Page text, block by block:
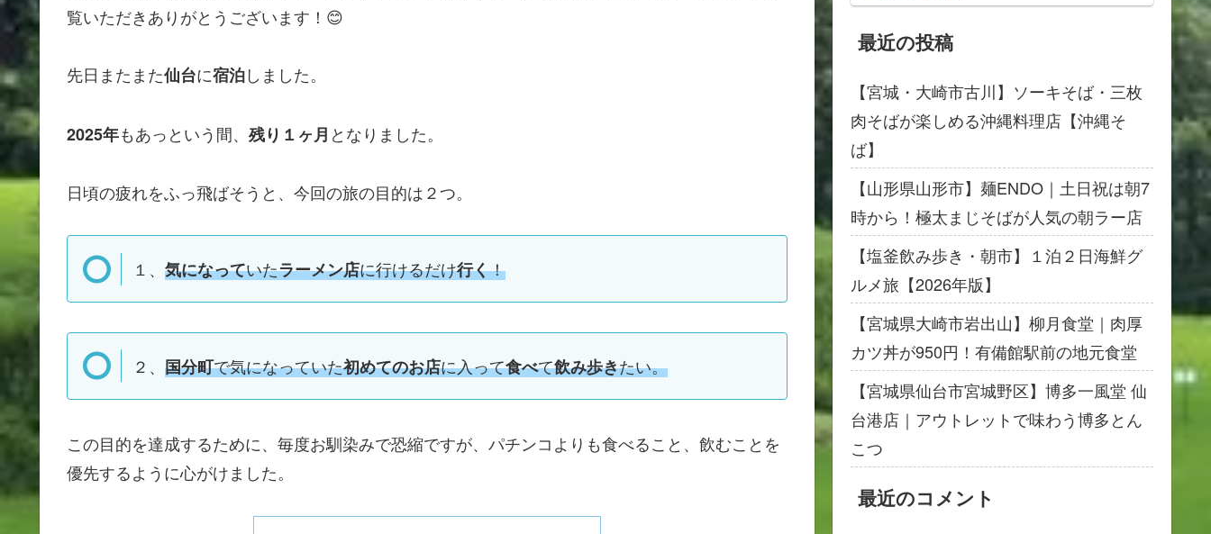
覧いただきありがとうございます！😊
先日またまた仙台に宿泊しました。
2025年もあっという間、 残り１ヶ月 となりました。
日頃の疲れをふっ飛ばそうと、今回の旅の目的は２つ。
１、 気になっていたラーメン店に行けるだけ行く！
２、 国分町で気になっていた初めてのお店に入って食べて飲み歩きたい。
この目的を達成するために、毎度お馴染みで恐縮ですが、パチンコよりも食べること、飲むことを
優先するように心がけました。
最近の投稿
【宮城・大崎市古川】ソーキそば・三枚
肉そばが楽しめる沖縄料理店【沖縄そ
ば】
【山形県山形市】麺ENDO｜土日祝は朝7
時から！極太まじそばが人気の朝ラー店
【塩釜飲み歩き・朝市】１泊２日海鮮グ
ルメ旅【2026年版】
【宮城県大崎市岩出山】柳月食堂｜肉厚
カツ丼が950円！有備館駅前の地元食堂
【宮城県仙台市宮城野区】博多一風堂 仙
台港店｜アウトレットで味わう博多とん
こつ
最近のコメント